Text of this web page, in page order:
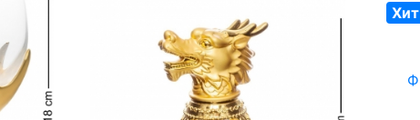
Хит